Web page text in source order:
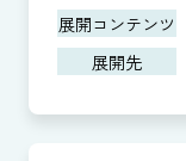
展開コンテンツ
展開先